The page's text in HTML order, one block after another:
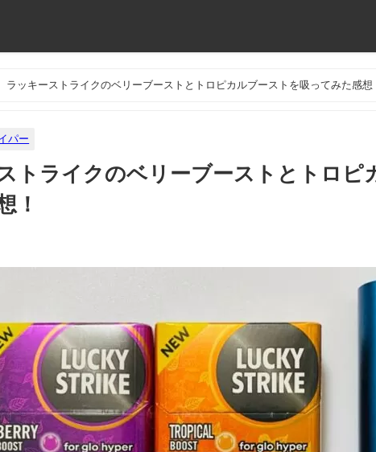
ラッキーストライクのベリーブーストとトロピカルブーストを吸ってみた感想
パー
トライクのベリーブーストとトロピ
！